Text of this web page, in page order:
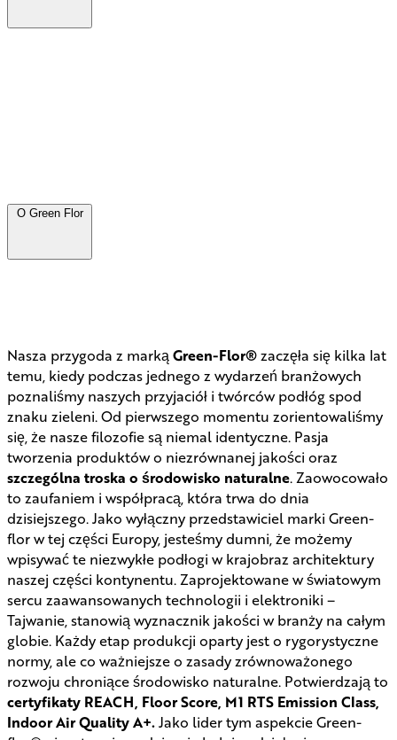
O Green Flor
Nasza przygoda z markąGreen-Flor®zaczęła się kilka lat
temu, kiedy podczas jednego z wydarzeń branżowych
poznaliśmy naszych przyjaciół i twórców podłóg spod
znaku zieleni. Od pierwszego momentu zorientowaliśmy
się, że nasze filozofie są niemal identyczne. Pasja
tworzenia produktów o niezrównanej jakości oraz
szczególna troska o środowisko naturalne. Zaowocowało
to zaufaniem i współpracą, która trwa do dnia
dzisiejszego. Jako wyłączny przedstawiciel marki Green-
flor w tej części Europy, jesteśmy dumni, że możemy
wpisywać te niezwykłe podłogi w krajobraz architektury
naszej części kontynentu. Zaprojektowane w światowym
sercu zaawansowanych technologii i elektroniki –
Tajwanie, stanowią wyznacznik jakości w branży na całym
globie. Każdy etap produkcji oparty jest o rygorystyczne
normy, ale co ważniejsze o zasady zrównoważonego
rozwoju chroniące środowisko naturalne. Potwierdzają to
certyfikaty REACH, Floor Score, M1 RTS Emission Class,
Indoor Air Quality A+.Jako lider tym aspekcie Green-